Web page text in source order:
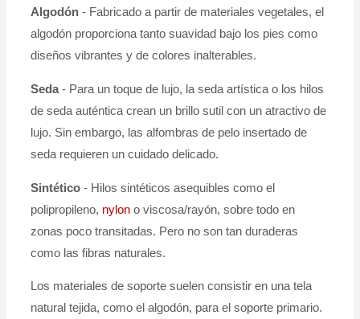
Algodón- Fabricado a partir de materiales vegetales, el
algodón proporciona tanto suavidad bajo los pies como
diseños vibrantes y de colores inalterables.
Seda- Para un toque de lujo, la seda artística o los hilos
de seda auténtica crean un brillo sutil con un atractivo de
lujo. Sin embargo, las alfombras de pelo insertado de
seda requieren un cuidado delicado.
Sintético- Hilos sintéticos asequibles como el
polipropileno, nylono viscosa/rayón, sobre todo en
zonas poco transitadas. Pero no son tan duraderas
como las fibras naturales.
Los materiales de soporte suelen consistir en una tela
natural tejida, como el algodón, para el soporte primario.